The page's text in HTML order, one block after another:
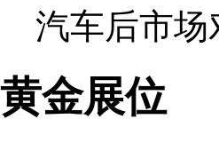
汽车后市
黄金展位